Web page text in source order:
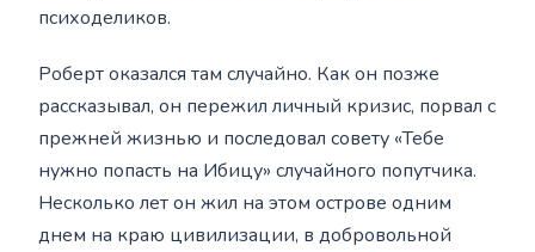
психоделиков.
Роберт оказался там случайно. Как он позже
рассказывал, он пережил личный кризис, порвал с
прежней жизнью и последовал совету «Тебе
нужно попасть на Ибицу» случайного попутчика.
Несколько лет он жил на этом острове одним
днем на краю цивилизации, в добровольной